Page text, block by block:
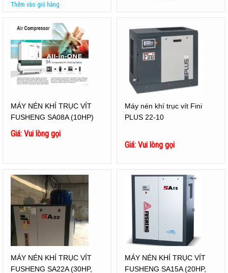
Thêm vào giỏ hàng
MÁY NÉN KHÍ TRỤC VÍT
FUSHENG SA08A (10HP)
Giá: Vui lòng gọi
Máy nén khí trục vít Fini
PLUS 22-10
Giá: Vui lòng gọi
MÁY NÉN KHÍ TRỤC VÍT
FUSHENG SA22A (30HP,
MÁY NÉN KHÍ TRỤC VÍT
FUSHENG SA15A (20HP,